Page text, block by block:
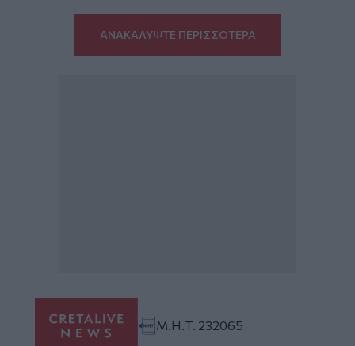
ΑΝΑΚΑΛΥΨΤΕ ΠΕΡΙΣΣΟΤΕΡΑ
Μ.Η.Τ. 232065